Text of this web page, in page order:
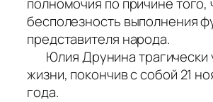
бесполезность выполнения
представителя народа.
Юлия Друнина трагически
жизни, покончив с собой 21
года.